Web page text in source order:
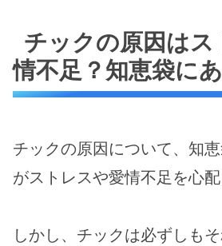
チックの原因は
情不足？知恵袋に
チックの原因について、知
がストレスや愛情不足を心配
しかし、チックは必ずしも